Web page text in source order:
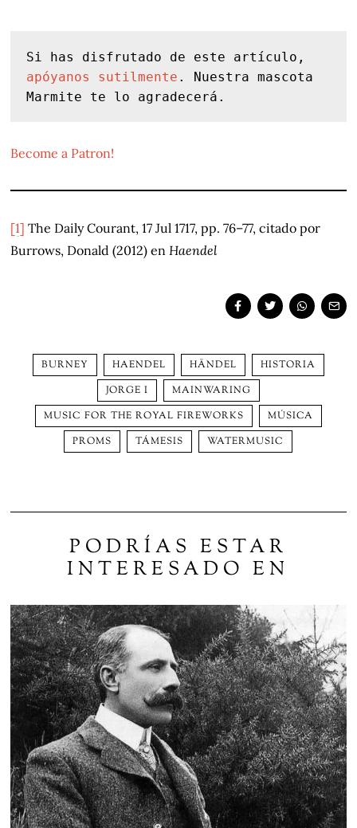
apóyanos sutilmente . Nuestra mascota
Marmite te lo agradecerá.
Become a Patron!
[1] The Daily Courant, 17 Jul 1717, pp. 76–77, citado por
Burrows, Donald (2012) enHaendel
BURNEY HAENDEL HÄNDEL
HISTORIA
JORGE I
MAINWARING
MUSIC FOR THE ROYAL FIREWORKS
MÚSICA
PROMS
TÁMESIS WATERMUSIC
PODRÍAS ESTAR
INTERESADO EN